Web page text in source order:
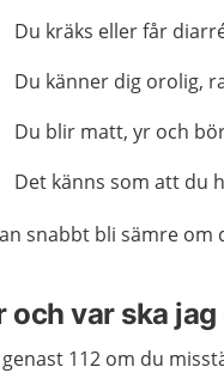
Du kräks eller får
Du känner dig orolig,
Du blir matt, yr och
Det känns som att du
snabbt bli sämre om
och var ska
genast 112 om du